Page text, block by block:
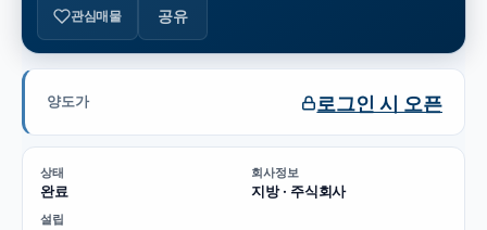
관심매물 공유
양도가 로그인 시 오픈
상태
완료
회사정보
지방 · 주식회사
설립